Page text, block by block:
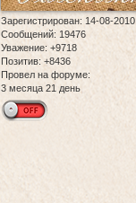
Зарегистрирован: 14-08-2010
Сообщений: 19476
Уважение: +9718
Позитив: +8436
Провел на форуме:
3 месяца 21 день